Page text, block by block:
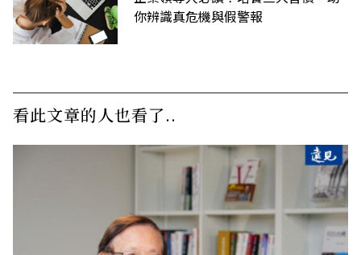
你辨識真危機與假警報
看此文章的人也看了..